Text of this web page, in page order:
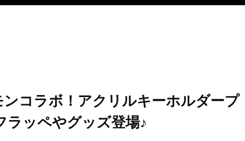
コラボ！アクリルキーホルダープ
ラッペやグッズ登場♪